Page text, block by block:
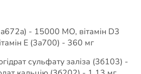
- 15000 MО, вітамін D3
E (3a700) - 360 мг
сульфату заліза (3б103) -